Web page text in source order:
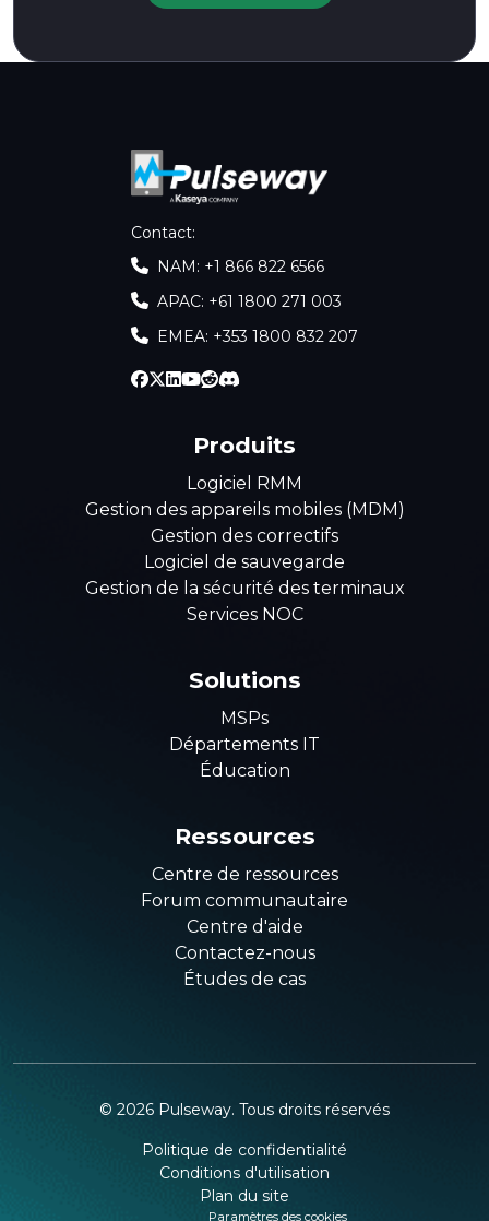
Contact:
NAM: +1 866 822 6566
APAC: +61 1800 271 003
EMEA: +353 1800 832 207
Produits
Logiciel RMM
Gestion des appareils mobiles (MDM)
Gestion des correctifs
Logiciel de sauvegarde
Gestion de la sécurité des terminaux
Services NOC
Solutions
MSPs
Départements IT
Éducation
Ressources
Centre de ressources
Forum communautaire
Centre d'aide
Contactez-nous
Études de cas
© 2026 Pulseway. Tous droits réservés
Politique de confidentialité
Conditions d'utilisation
Plan du site
Paramètres des cookies